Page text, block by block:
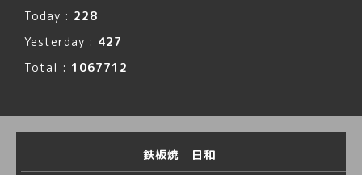
Today : 228
Yesterday : 427
Total : 1067712
鉄板焼 日和